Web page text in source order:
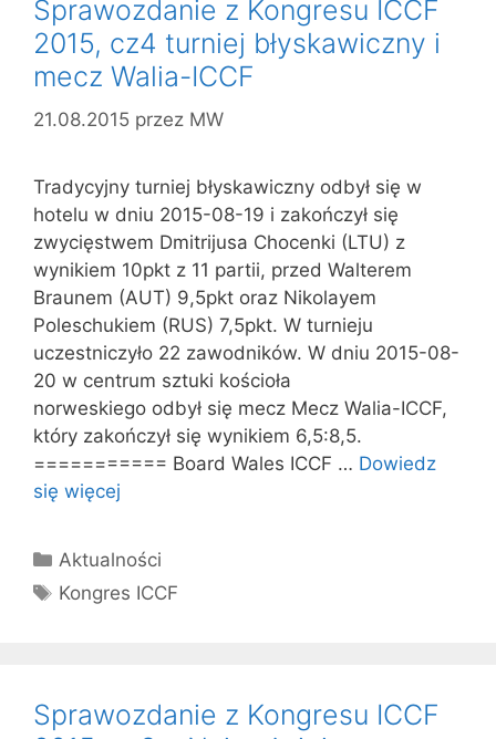
Sprawozdanie z Kongresu ICCF
2015, cz4 turniej błyskawiczny i
mecz Walia-ICCF
21.08.2015 przez MW
Tradycyjny turniej błyskawiczny odbył się w
hotelu w dniu 2015-08-19 i zakończył się
zwycięstwem Dmitrijusa Chocenki (LTU) z
wynikiem 10pkt z 11 partii, przed Walterem
Braunem (AUT) 9,5pkt oraz Nikolayem
Poleschukiem (RUS) 7,5pkt. W turnieju
uczestniczyło 22 zawodników. W dniu 2015-08-
20 w centrum sztuki kościoła
norweskiego odbył się mecz Mecz Walia-ICCF,
który zakończył się wynikiem 6,5:8,5.
=========== Board Wales ICCF … Dowiedz
się więcej
Kategorie
Aktualności
Tagi
Kongres ICCF
Sprawozdanie z Kongresu ICCF